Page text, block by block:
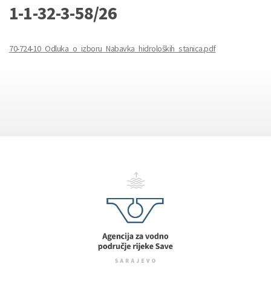
1-1-32-3-58/26
70-724-10_Odluka_o_izboru_Nabavka_hidroloških_stanica.pdf